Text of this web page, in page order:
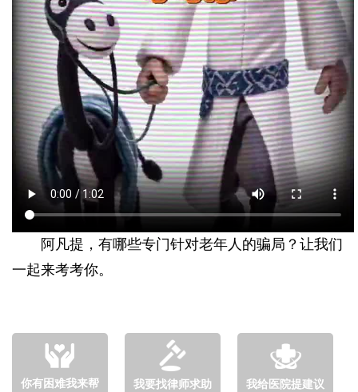
阿凡提，有哪些专门针对老年人的骗局？让我们
一起来考考你。
你有困难我来帮 我要找律师求助 我给医院提建议